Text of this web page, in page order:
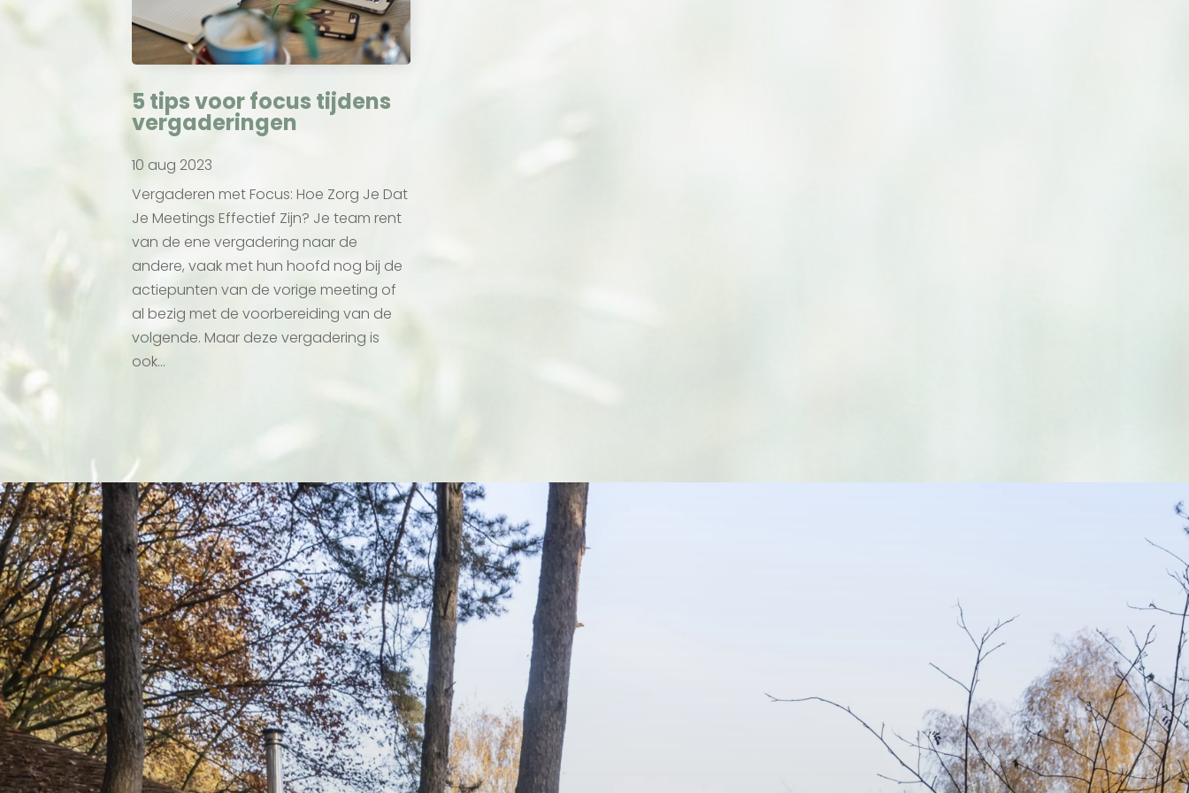
5 tips voor focus tijdens
vergaderingen
10 aug 2023
Vergaderen met Focus: Hoe Zorg Je Dat
Je Meetings Effectief Zijn? Je team rent
van de ene vergadering naar de
andere, vaak met hun hoofd nog bij de
actiepunten van de vorige meeting of
al bezig met de voorbereiding van de
volgende. Maar deze vergadering is
ook...
« Older Entries